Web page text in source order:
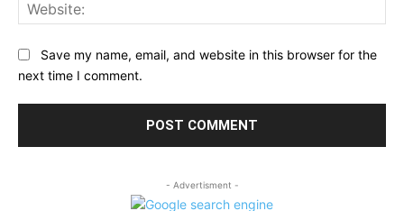
Save my name, email, and website in this browser for the
next time I comment.
- Advertisment -